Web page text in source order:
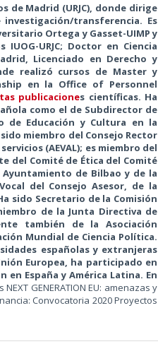
de Madrid (URJC), donde dirige
transferencia. Es
Ortega y Gasset-UIMP y
URJC; Doctor en Ciencia
Licenciado en Derecho y
realizó cursos de Master y
en la Office of Personnel
publicaciones científicas. Ha
como el de Subdirector de
de Educación y Cultura en la
miembro del Consejo Rector
(AEVAL); es miembro del
del Comité de Ética del Comité
Ayuntamiento de Bilbao y de la
del Consejo Asesor, de la
sido Secretario de la Comisión
de la Junta Directiva de
también de la Asociación
Mundial de Ciencia Política.
españolas y extranjeras
Europea, ha participado en
España y América Latina. En
GENERATION EU: amenazas y
Convocatoria 2020 Proyectos